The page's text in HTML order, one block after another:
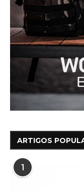
ARTIGOS
1